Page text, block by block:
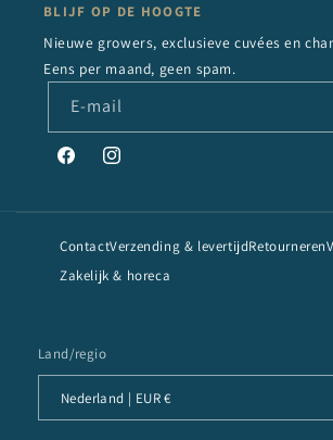
BLIJF OP DE HOOGTE
Nieuwe growers, exclusieve cuvées en
Eens per maand, geen spam.
E‑mail
FacebookInstagram
ContactVerzending & levertijdRetourneren
Zakelijk & horeca
Land/regio
Nederland | EUR €